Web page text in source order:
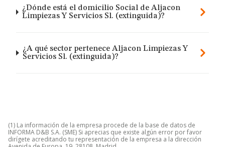
¿Dónde está el domicilio Social de Aljacon
Limpiezas Y Servicios Sl. (extinguida)?
¿A qué sector pertenece Aljacon Limpiezas Y
Servicios Sl. (extinguida)?
(1) La información de la empresa procede de la base de datos de
INFORMA D&B S.A. (SME) Si aprecias que existe algún error por favor
dirígete acreditando tu representación de la empresa a la dirección